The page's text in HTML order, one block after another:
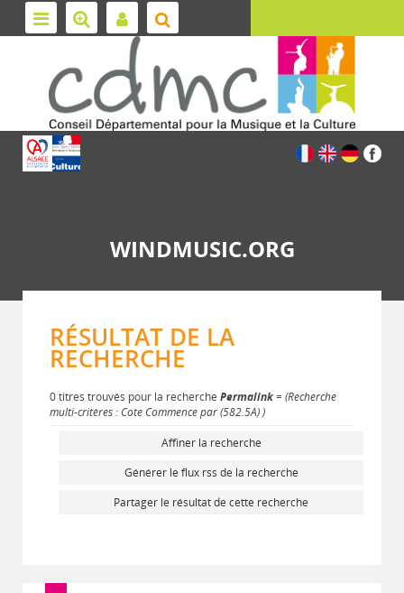
WINDMUSIC.ORG
RÉSULTAT DE LA
RECHERCHE
0 titres trouvés pour la recherche Permalink= (Recherche
multi-critères : Cote Commence par (582.5A) )
Affiner la recherche
Générer le flux rss de la recherche
Partager le résultat de cette recherche